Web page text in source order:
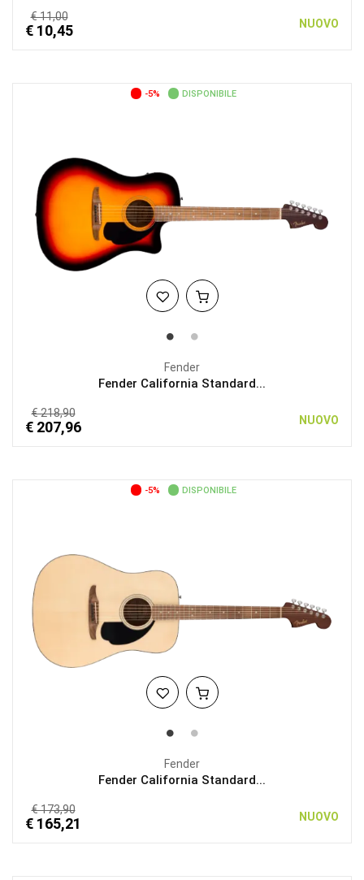
€ 11,00
€ 10,45 NUOVO
-5% DISPONIBILE
Fender
Fender California Standard...
€ 218,90
€ 207,96 NUOVO
-5% DISPONIBILE
Fender
Fender California Standard...
€ 173,90
€ 165,21 NUOVO